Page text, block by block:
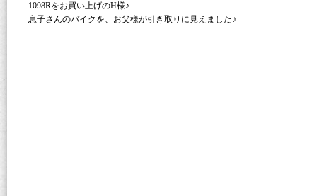
1098Rをお買い上げのH様♪
息子さんのバイクを、お父様が引き取りに見えました♪